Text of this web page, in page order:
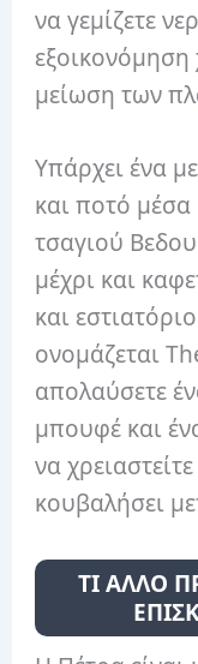
να γεμίζετε
μείωση των
Υπάρχει ένα
και ποτό
τσαγιού
μέχρι και
και
ονομάζεται
απολαύσετε
μπουφέ και
να
κουβαλήσει
ΤΙ ΑΛΛΟ